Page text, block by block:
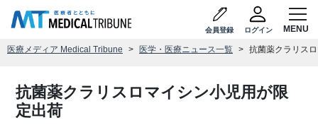
会員登録 ログイン
医療メディア Medical Tribune 医学・医療ニュース一覧 抗菌薬クラリス
抗菌薬クラリスロマイシン小児用が限
定出荷